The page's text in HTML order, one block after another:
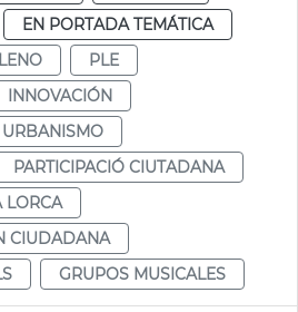
EN PORTADA TEMÁTICA
PLE
INNOVACIÓN
URBANISMO
PARTICIPACIÓ CIUTADANA
LORCA
CIUDADANA
GRUPOS MUSICALES